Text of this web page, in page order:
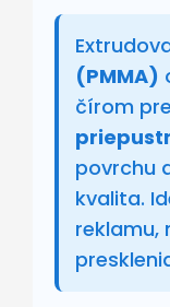
(PMMA)
čírom
povrchu
kvalita.
reklamu,